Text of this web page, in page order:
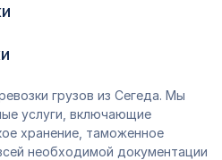
грузов из Сегеда. Мы
услуги, включающие
хранение, таможенное
необходимой документации